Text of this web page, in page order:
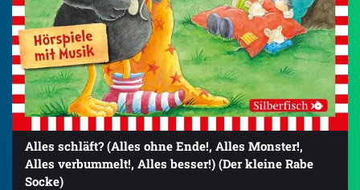
Alles schläft? (Alles ohne Ende!, Alles Monster!,
Alles verbummelt!, Alles besser!) (Der kleine Rabe
Socke)